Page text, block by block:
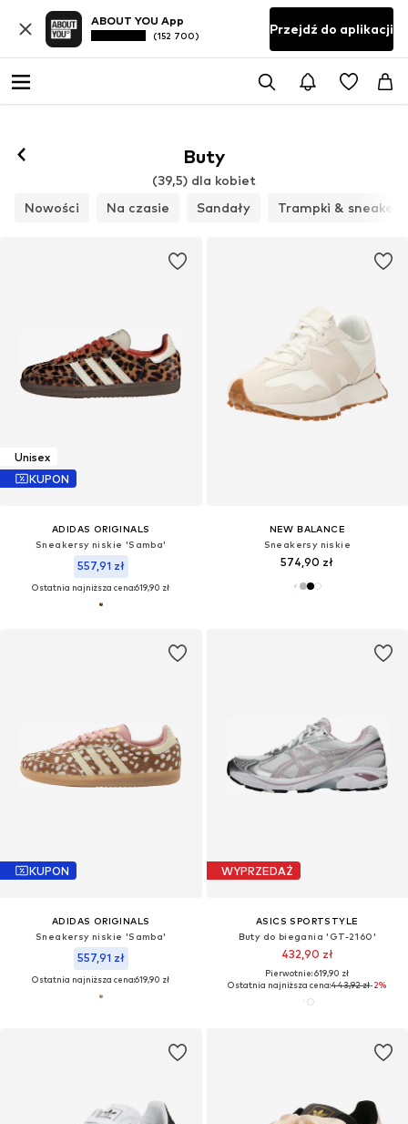
ABOUT YOU App
(152 700) Przejdź do aplikacji
Buty
(39,5) dla kobiet
Nowości
Na czasie Sandały Trampki &
Unisex
KUPON
ADIDAS ORIGINALS
Sneakersy niskie 'Samba'
557,91 zł
Ostatnia najniższa cena:619,90 zł
NEW BALANCE
Sneakersy niskie
574,90 zł
KUPON
ADIDAS ORIGINALS
Sneakersy niskie 'Samba'
557,91 zł
Ostatnia najniższa cena:619,90 zł
WYPRZEDAŻ
ASICS SPORTSTYLE
Buty do biegania 'GT-2160'
432,90 zł
Pierwotnie: 619,90 zł
Ostatnia najniższa cena:443,92 zł-2%